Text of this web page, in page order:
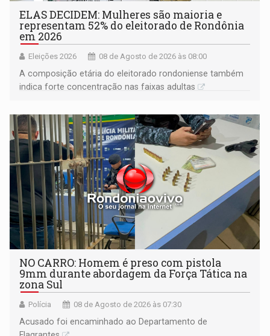
ELAS DECIDEM: Mulheres são maioria e
representam 52% do eleitorado de Rondônia
em 2026
Eleições 2026 08 de Agosto de 2026 às 08:00
A composição etária do eleitorado rondoniense também
indica forte concentração nas faixas adultas
NO CARRO: Homem é preso com pistola
9mm durante abordagem da Força Tática na
zona Sul
Polícia 08 de Agosto de 2026 às 07:30
Acusado foi encaminhado ao Departamento de